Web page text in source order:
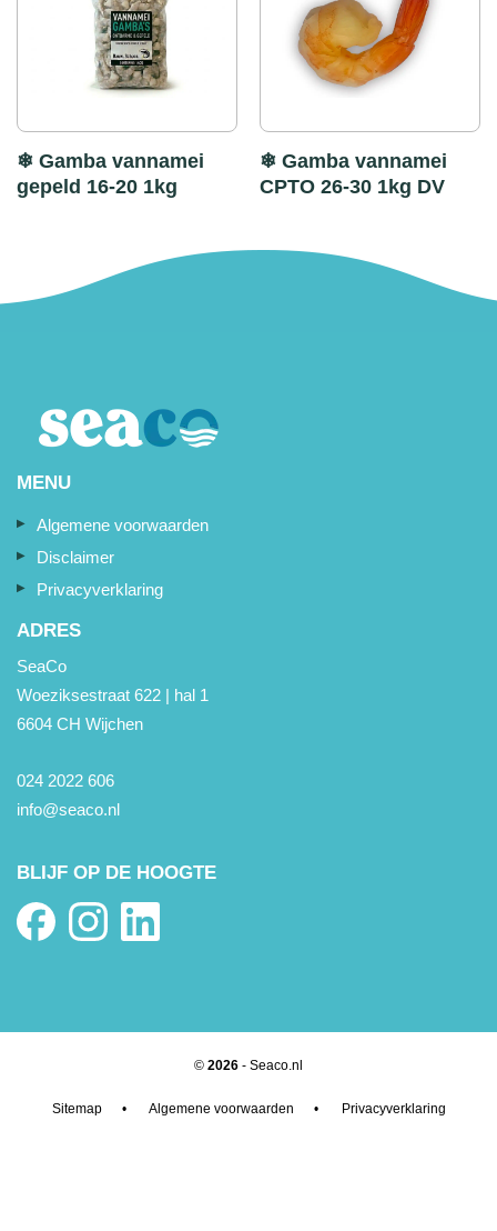
❄ Gamba vannamei
gepeld 16-20 1kg
❄ Gamba vannamei
CPTO 26-30 1kg DV
MENU
Algemene voorwaarden
Disclaimer
Privacyverklaring
ADRES
SeaCo
Woeziksestraat 622 | hal 1
6604 CH Wijchen
024 2022 606
info@seaco.nl
BLIJF OP DE HOOGTE
© 2026 - Seaco.nl
Sitemap• Algemene voorwaarden • Privacyverklaring